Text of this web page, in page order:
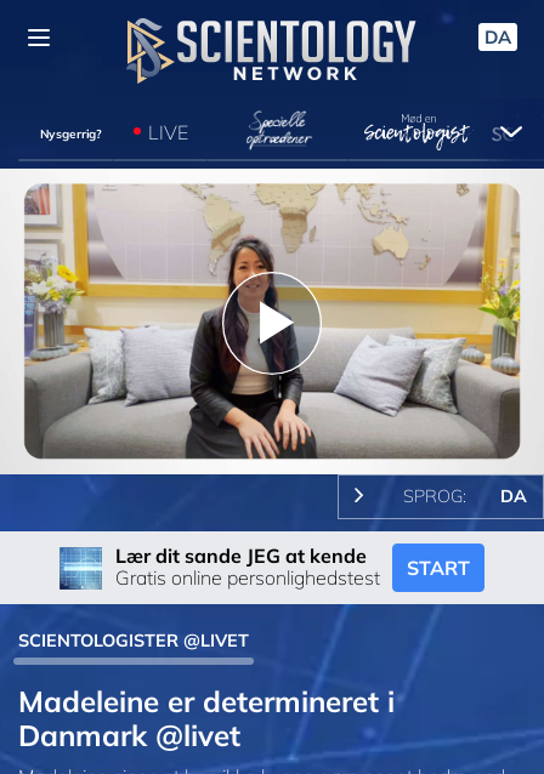
DA
Nysgerrig? LIVE
Play
Video
SPROG: DA
Lær dit sande JEG at kende
Gratis online personlighedstest
START
SCIENTOLOGISTER @LIVET
Madeleine er determineret i
Danmark @livet